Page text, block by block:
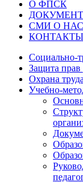
О ФПСК
СМИ О НАС
КОНТАКТЫ
Социально-
Защита прав
Охрана труда
Учебно-